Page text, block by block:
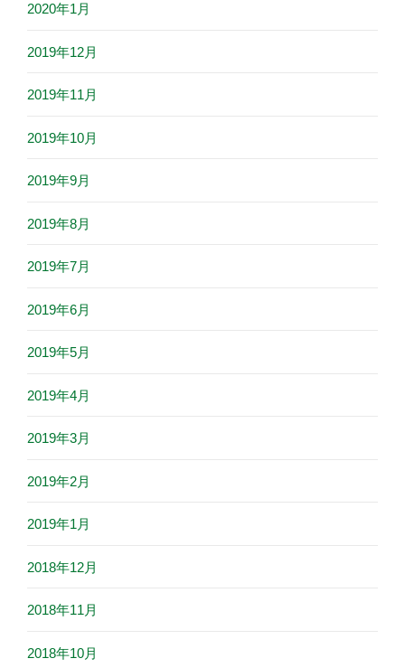
2020年1月
2019年12月
2019年11月
2019年10月
2019年9月
2019年8月
2019年7月
2019年6月
2019年5月
2019年4月
2019年3月
2019年2月
2019年1月
2018年12月
2018年11月
2018年10月